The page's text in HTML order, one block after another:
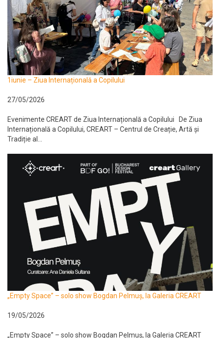
1iunie – Ziua Internațională a Copilului
27/05/2026
Evenimente CREART de Ziua Internațională a Copilului De Ziua
Internațională a Copilului, CREART – Centrul de Creație, Artă și
Tradiție al...
„Empty Space” – solo show Bogdan Pelmuș, la Galeria CREART
19/05/2026
„Empty Space” – solo show Bogdan Pelmuș, la Galeria CREART